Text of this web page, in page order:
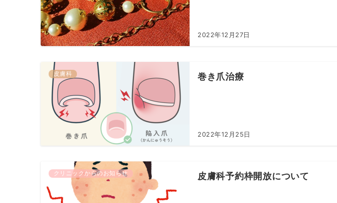
2022年12月27日
皮膚科 巻き爪治療
2022年12月25日
クリニックからのお知らせ 皮膚科予約枠開放について